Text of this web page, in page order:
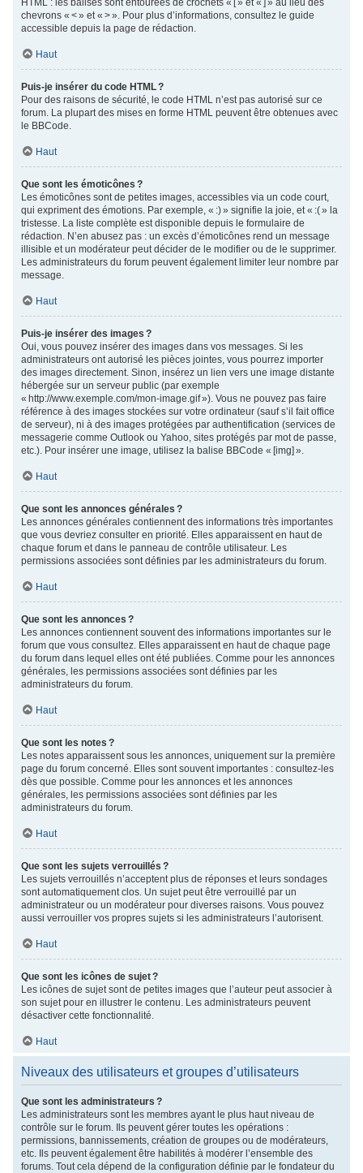
HTML : les balises sont entourées de crochets « [ » et « ] » au lieu des
chevrons « < » et « > ». Pour plus d’informations, consultez le guide
accessible depuis la page de rédaction.
Haut
Puis-je insérer du code HTML ?
Pour des raisons de sécurité, le code HTML n’est pas autorisé sur ce
forum. La plupart des mises en forme HTML peuvent être obtenues avec
le BBCode.
Haut
Que sont les émoticônes ?
Les émoticônes sont de petites images, accessibles via un code court,
qui expriment des émotions. Par exemple, « :) » signifie la joie, et « :( » la
tristesse. La liste complète est disponible depuis le formulaire de
rédaction. N’en abusez pas : un excès d’émoticônes rend un message
illisible et un modérateur peut décider de le modifier ou de le supprimer.
Les administrateurs du forum peuvent également limiter leur nombre par
message.
Haut
Puis-je insérer des images ?
Oui, vous pouvez insérer des images dans vos messages. Si les
administrateurs ont autorisé les pièces jointes, vous pourrez importer
des images directement. Sinon, insérez un lien vers une image distante
hébergée sur un serveur public (par exemple
« http://www.exemple.com/mon-image.gif »). Vous ne pouvez pas faire
référence à des images stockées sur votre ordinateur (sauf s’il fait office
de serveur), ni à des images protégées par authentification (services de
messagerie comme Outlook ou Yahoo, sites protégés par mot de passe,
etc.). Pour insérer une image, utilisez la balise BBCode « [img] ».
Haut
Que sont les annonces générales ?
Les annonces générales contiennent des informations très importantes
que vous devriez consulter en priorité. Elles apparaissent en haut de
chaque forum et dans le panneau de contrôle utilisateur. Les
permissions associées sont définies par les administrateurs du forum.
Haut
Que sont les annonces ?
Les annonces contiennent souvent des informations importantes sur le
forum que vous consultez. Elles apparaissent en haut de chaque page
du forum dans lequel elles ont été publiées. Comme pour les annonces
générales, les permissions associées sont définies par les
administrateurs du forum.
Haut
Que sont les notes ?
Les notes apparaissent sous les annonces, uniquement sur la première
page du forum concerné. Elles sont souvent importantes : consultez-les
dès que possible. Comme pour les annonces et les annonces
générales, les permissions associées sont définies par les
administrateurs du forum.
Haut
Que sont les sujets verrouillés ?
Les sujets verrouillés n’acceptent plus de réponses et leurs sondages
sont automatiquement clos. Un sujet peut être verrouillé par un
administrateur ou un modérateur pour diverses raisons. Vous pouvez
aussi verrouiller vos propres sujets si les administrateurs l’autorisent.
Haut
Que sont les icônes de sujet ?
Les icônes de sujet sont de petites images que l’auteur peut associer à
son sujet pour en illustrer le contenu. Les administrateurs peuvent
désactiver cette fonctionnalité.
Haut
Niveaux des utilisateurs et groupes d’utilisateurs
Que sont les administrateurs ?
Les administrateurs sont les membres ayant le plus haut niveau de
contrôle sur le forum. Ils peuvent gérer toutes les opérations :
permissions, bannissements, création de groupes ou de modérateurs,
etc. Ils peuvent également être habilités à modérer l’ensemble des
forums. Tout cela dépend de la configuration définie par le fondateur du